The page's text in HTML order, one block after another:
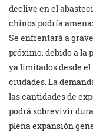
declive en el
chinos podría
Se enfrentará a
próximo, debido a la
ya limitados desde
ciudades. La
las cantidades de
podrá sobrevivir
plena expansión